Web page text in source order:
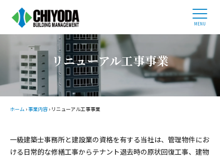
ホーム
ビルオーナー様へ
企業情報
事業内容
管理物件紹介
03-3434-0686
平日 9:00 - 17:30
リニューアル工事事業
ホーム › 事業内容 › リニューアル工事事業
一級建築士事務所と建設業の資格を有する当社は、管理物件にお
ける日常的な修繕工事からテナント退去時の原状回復工事、建物